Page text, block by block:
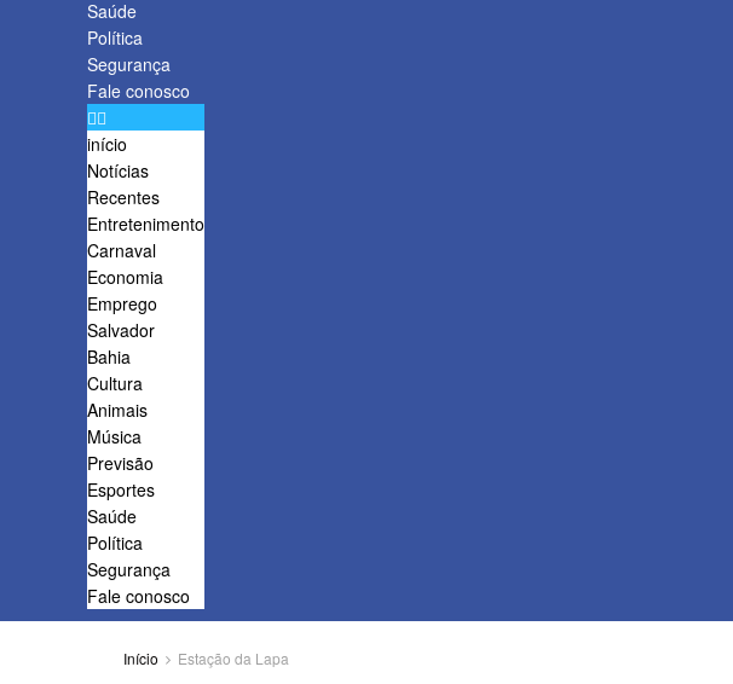
Saúde
Política
Segurança
Fale conosco
início
Notícias
Recentes
Entretenimento
Carnaval
Economia
Emprego
Salvador
Bahia
Cultura
Animais
Música
Previsão
Esportes
Saúde
Política
Segurança
Fale conosco
Início Estação da Lapa